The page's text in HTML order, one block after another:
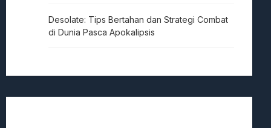
Desolate: Tips Bertahan dan Strategi Combat
di Dunia Pasca Apokalipsis